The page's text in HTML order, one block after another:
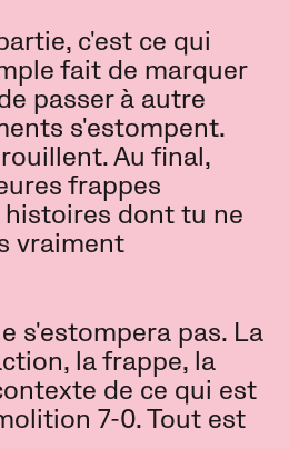
c'est ce qui
fait de marquer
passer à autre
s'estompent.
Au final,
frappes
dont tu ne
vraiment
s'estompera pas. La
la frappe, la
de ce qui est
7-0. Tout est